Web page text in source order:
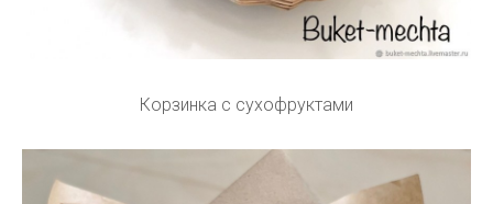
Корзинка с сухофруктами